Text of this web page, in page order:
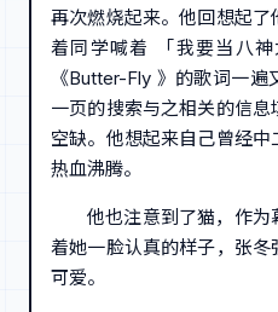
再次燃烧起来。他回想起
着同学喊着 「我要当八
《Butter-Fly 》的歌词一
一页的搜索与之相关的信
空缺。他想起来自己曾经中
热血沸腾。
他也注意到了猫，作
着她一脸认真的样子，张
可爱。